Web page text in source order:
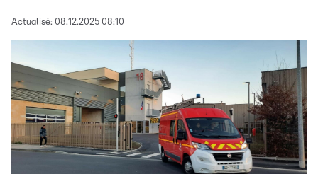
Actualisé: 08.12.2025 08:10